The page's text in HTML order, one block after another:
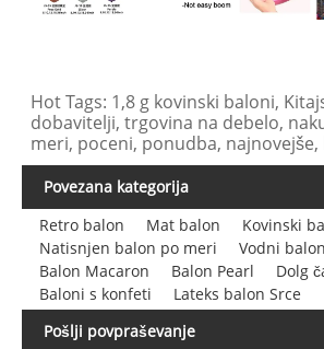
Hot Tags: 1,8 g kovinski baloni,
dobavitelji, trgovina na debelo,
meri, poceni, ponudba, najnovejše,
Povezana kategorija
Retro balon
Mat balon
Kovinski
Natisnjen balon po meri
Vodni balon
Balon Macaron
Balon Pearl
Dolg
Baloni s konfeti
Lateks balon Srce
Pošlji povpraševanje